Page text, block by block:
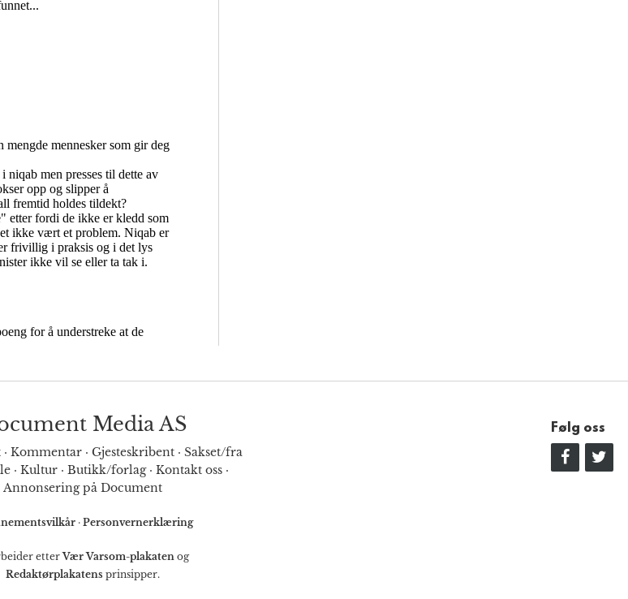
Media AS
· Kommentar · Gjesteskribent · Sakset/fra
· Kultur· Butikk/forlag· Kontakt oss·
Annonsering på Document
· Personvernerklæring
etterVær Varsom-plakatenog
Redaktørplakatens prinsipper.
Følg oss